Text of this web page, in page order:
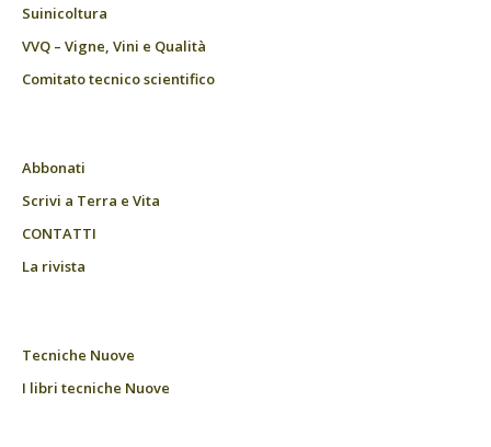
Suinicoltura
VVQ – Vigne, Vini e Qualità
Comitato tecnico scientifico
Abbonati
Scrivi a Terra e Vita
CONTATTI
La rivista
Tecniche Nuove
I libri tecniche Nuove